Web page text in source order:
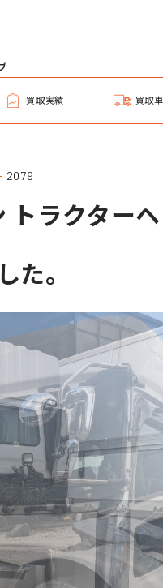
買取実績 買取
2079
トラクターヘ
た。